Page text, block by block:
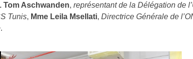
Tom Aschwanden, représentant de la Délégation de
Tunis, Mme Leila Msellati, Directrice Générale de
.